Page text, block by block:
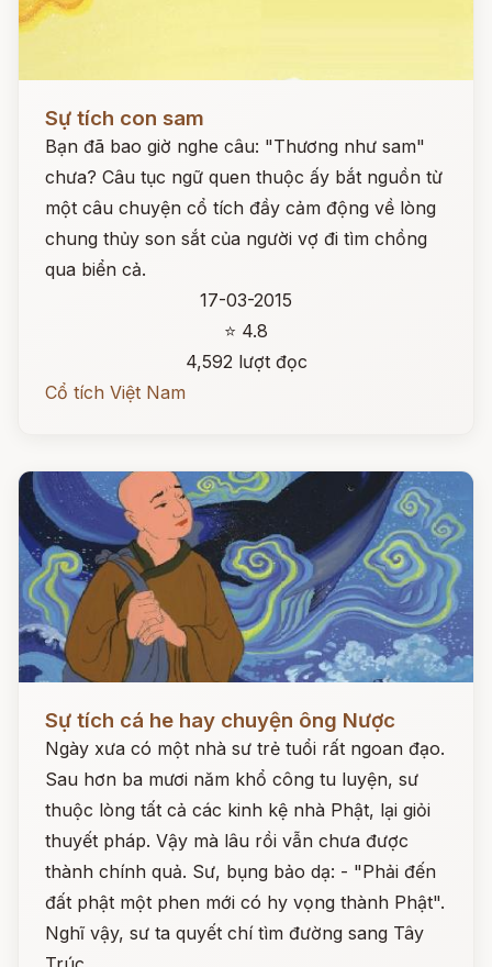
Sự tích con sam
Bạn đã bao giờ nghe câu: "Thương như sam"
chưa? Câu tục ngữ quen thuộc ấy bắt nguồn từ
một câu chuyện cổ tích đầy cảm động về lòng
chung thủy son sắt của người vợ đi tìm chồng
qua biển cả.
17-03-2015
⭐ 4.8
4,592 lượt đọc
Cổ tích Việt Nam
Sự tích cá he hay chuyện ông Nược
Ngày xưa có một nhà sư trẻ tuổi rất ngoan đạo.
Sau hơn ba mươi năm khổ công tu luyện, sư
thuộc lòng tất cả các kinh kệ nhà Phật, lại giỏi
thuyết pháp. Vậy mà lâu rồi vẫn chưa được
thành chính quả. Sư, bụng bảo dạ: - "Phải đến
đất phật một phen mới có hy vọng thành Phật".
Nghĩ vậy, sư ta quyết chí tìm đường sang Tây